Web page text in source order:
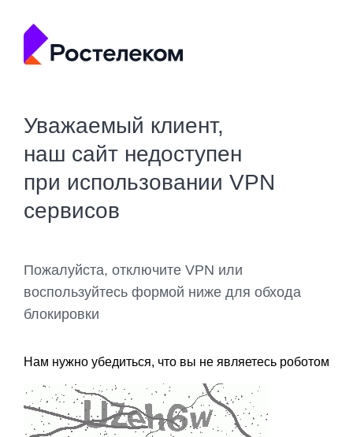
Уважаемый клиент,
наш сайт недоступен
при использовании VPN
сервисов
Пожалуйста, отключите VPN или
воспользуйтесь формой ниже для обхода
блокировки
Нам нужно убедиться, что вы не являетесь роботом